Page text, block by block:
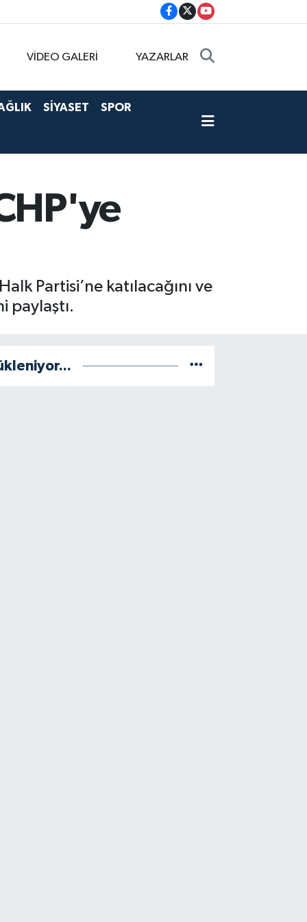
VİDEO GALERİ YAZARLAR
SİYASET SPOR
Partisi’ne katılacağını ve
paylaştı.